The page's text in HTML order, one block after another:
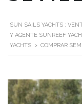
SUN SAILS YACHTS :
Y AGENTE SUNREEF
YACHTS > COMPRAR